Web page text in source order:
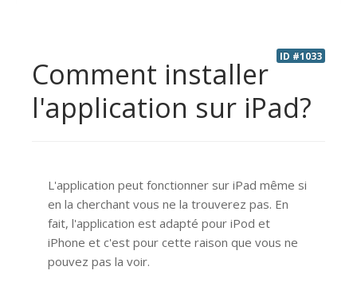
ID #1033
Comment installer
l'application sur iPad?
L'application peut fonctionner sur iPad même si
en la cherchant vous ne la trouverez pas. En
fait, l'application est adapté pour iPod et
iPhone et c'est pour cette raison que vous ne
pouvez pas la voir.